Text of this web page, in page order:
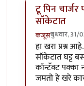
टू पिन
सॉकेटात
कंजूसबुधवार, 31/
In reply to
हा खरा प्रश्न
सॉकेटात घट्ट
कॉन्टॅक्ट पक्का
जमतो हे खरे